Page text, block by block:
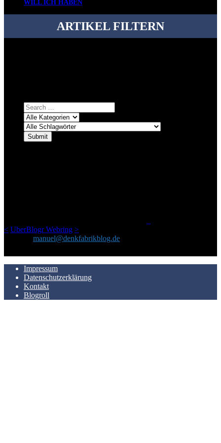
WILL ICH HABEN
ARTIKEL FILTERN
< UberBlogr Webring >
manuel@denkfabrikblog.de
Impressum
Datenschutzerklärung
Kontakt
Blogroll